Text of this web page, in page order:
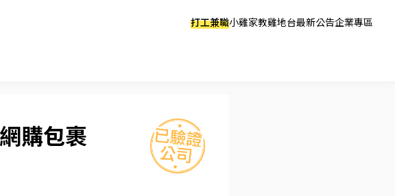
打工兼職小雞家教雞地台最新公告企業專區
購包裹